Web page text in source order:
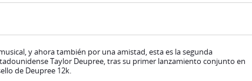
y ahora también por una amistad, esta es la segunda
Taylor Deupree, tras su primer lanzamiento conjunto en
de Deupree 12k.